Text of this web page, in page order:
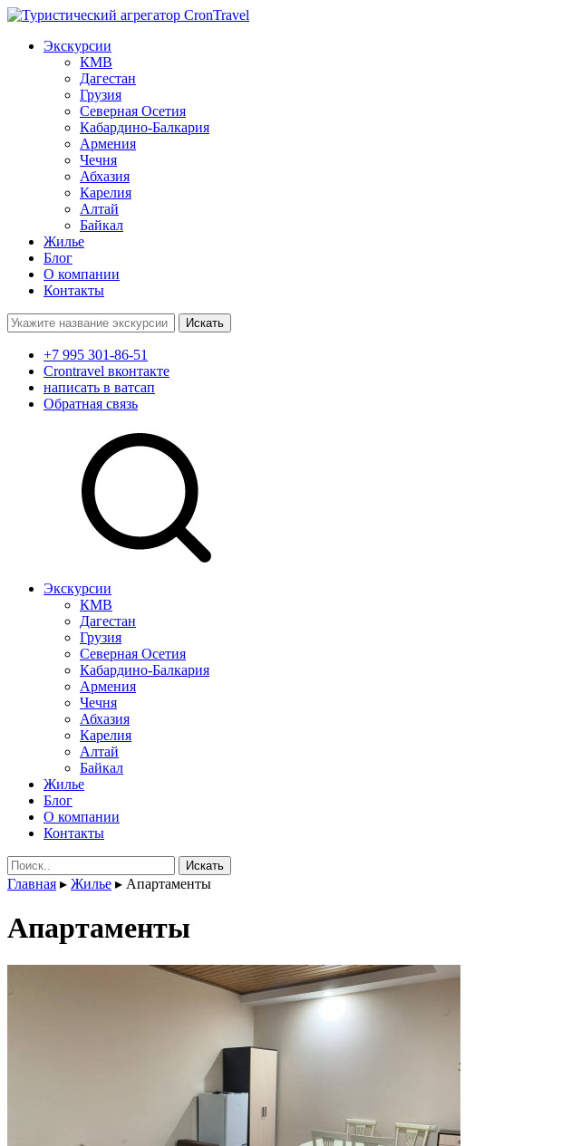
Экскурсии
КМВ
Дагестан
Грузия
Северная Осетия
Кабардино-Балкария
Армения
Чечня
Абхазия
Карелия
Алтай
Байкал
Жилье
Блог
О компании
Контакты
Поиск:
+7 995 301-86-51
Crontravel вконтакте
написать в ватсап
Обратная связь
Экскурсии
КМВ
Дагестан
Грузия
Северная Осетия
Кабардино-Балкария
Армения
Чечня
Абхазия
Карелия
Алтай
Байкал
Жилье
Блог
О компании
Контакты
Поиск:
Главная ▸ Жилье ▸ Апартаменты
Апартаменты